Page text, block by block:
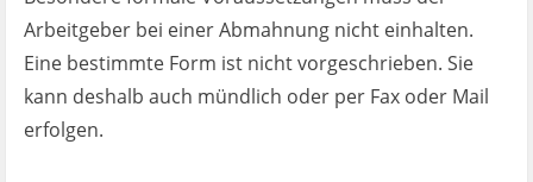
Arbeitgeber bei einer Abmahnung nicht einhalten.
Eine bestimmte Form ist nicht vorgeschrieben. Sie
kann deshalb auch mündlich oder per Fax oder Mail
erfolgen.